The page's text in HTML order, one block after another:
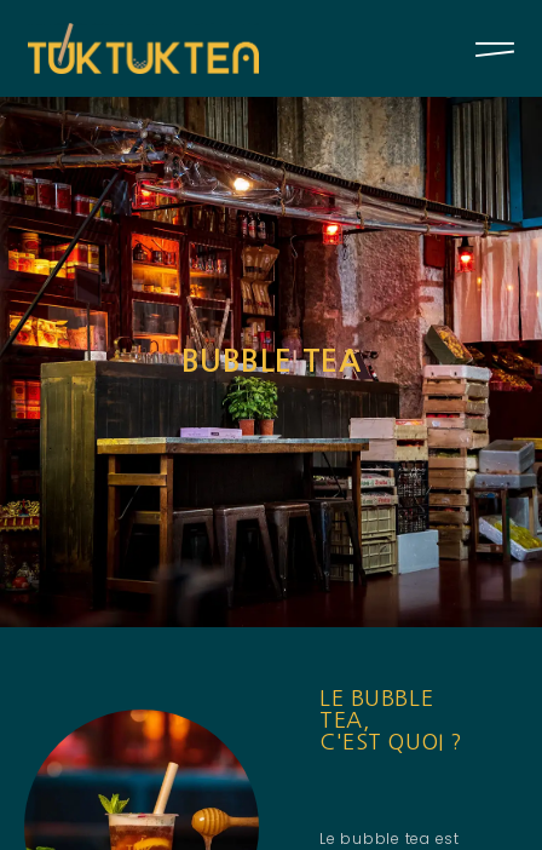
BUBBLE TEA
LE BUBBLE
TEA,
C'EST QUOI ?
Le bubble tea est